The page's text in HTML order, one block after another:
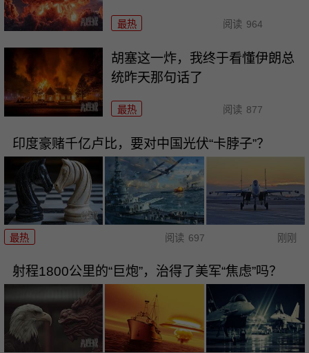
最热 阅读 964
胡塞这一炸，我终于看懂伊朗总
统昨天那句话了
最热 阅读 877
印度豪赌千亿卢比，要对中国光伏“卡脖子”？
最热 阅读 697 刚刚
射程1800公里的“巨炮”，治得了美军“焦虑”吗？